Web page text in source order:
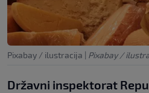
Pixabay / ilustracija | Pixabay /
Državni inspektorat